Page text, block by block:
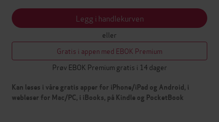
Legg i handlekurven
eller
Gratis i appen med EBOK Premium
Prøv EBOK Premium gratis i 14 dager
Kan leses i våre gratis apper for iPhone/iPad og Android, i
webleser for Mac/PC, i iBooks, på Kindle og PocketBook